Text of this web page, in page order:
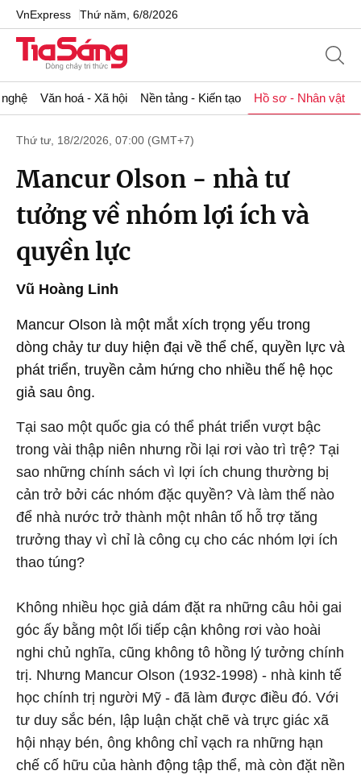
VnExpress Thứ năm, 6/8/2026
Văn hoá - Xã hội Nền tảng - Kiến tạo Hồ sơ - Nhân vật
Thứ tư, 18/2/2026, 07:00 (GMT+7)
Mancur Olson - nhà tư
tưởng về nhóm lợi ích và
quyền lực
Vũ Hoàng Linh
Mancur Olson là một mắt xích trọng yếu trong
dòng chảy tư duy hiện đại về thể chế, quyền lực và
phát triển, truyền cảm hứng cho nhiều thế hệ học
giả sau ông.
Tại sao một quốc gia có thể phát triển vượt bậc
trong vài thập niên nhưng rồi lại rơi vào trì trệ? Tại
sao những chính sách vì lợi ích chung thường bị
cản trở bởi các nhóm đặc quyền? Và làm thế nào
để nhà nước trở thành một nhân tố hỗ trợ tăng
trưởng thay vì chỉ là công cụ cho các nhóm lợi ích
thao túng?
Không nhiều học giả dám đặt ra những câu hỏi gai
góc ấy bằng một lối tiếp cận không rơi vào hoài
nghi chủ nghĩa, cũng không tô hồng lý tưởng chính
trị. Nhưng Mancur Olson (1932-1998) - nhà kinh tế
học chính trị người Mỹ - đã làm được điều đó. Với
tư duy sắc bén, lập luận chặt chẽ và trực giác xã
hội nhạy bén, ông không chỉ vạch ra những hạn
chế cố hữu của hành động tập thể, mà còn đặt nền